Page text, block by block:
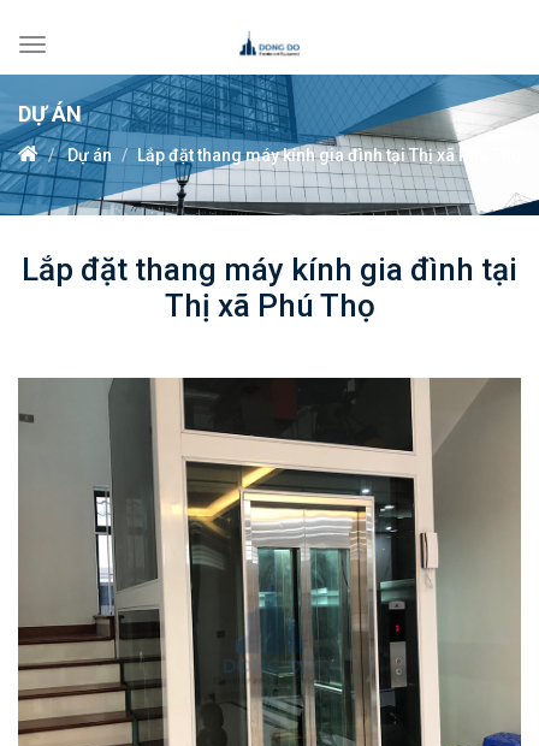
Toggle
navigation
DỰ ÁN
Dự án Lắp đặt thang máy kính gia đình tại Thị xã Phú Thọ
Lắp đặt thang máy kính gia đình tại
Thị xã Phú Thọ